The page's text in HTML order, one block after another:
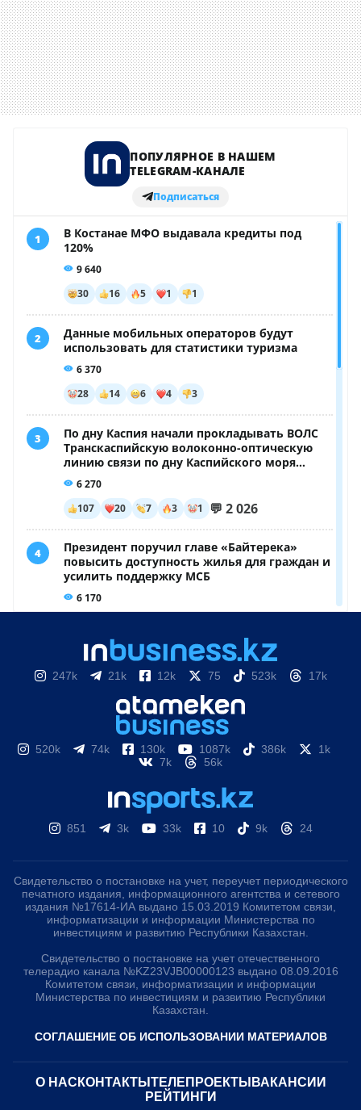
247k 21k 12k 75 523k 17k
520k 74k 130k 1087k 386k
1k
7k
56k
851 3k 33k 10 9k 24
Свидетельство о постановке на учет, переучет периодического
печатного издания, информационного агентства и сетевого
издания №17614-ИА выдано 15.03.2019 Комитетом связи,
информатизации и информации Министерства по
инвестициям и развитию Республики Казахстан.
Свидетельство о постановке на учет отечественного
телерадио канала №KZ23VJB00000123 выдано 08.09.2016
Комитетом связи, информатизации и информации
Министерства по инвестициям и развитию Республики
Казахстан.
СОГЛАШЕНИЕ ОБ ИСПОЛЬЗОВАНИИ МАТЕРИАЛОВ
О НАС КОНТАКТЫ ТЕЛЕПРОЕКТЫ ВАКАНСИИ
РЕЙТИНГИ